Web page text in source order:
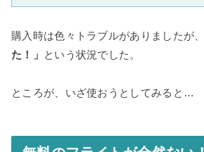
購入時は色々トラブルがありましたが、
た！」 という状況でした。
ところが、いざ使おうとしてみると…